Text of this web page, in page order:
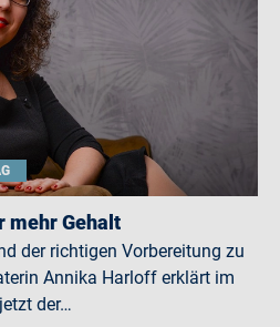
mehr Gehalt
der richtigen Vorbereitung zu
Annika Harloff erklärt im
der…